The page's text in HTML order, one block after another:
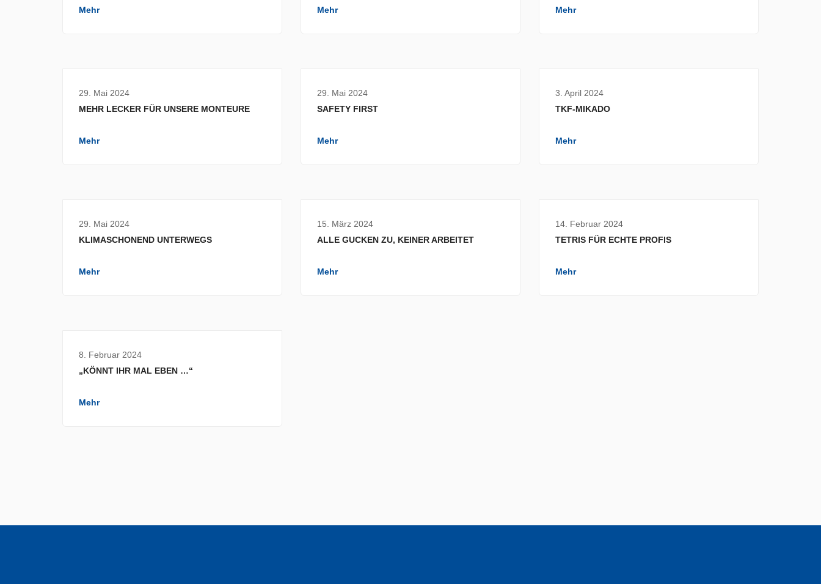
Mehr Mehr Mehr
29. Mai 2024
MEHR LECKER FÜR UNSERE MONTEURE
Mehr
29. Mai 2024
SAFETY FIRST
Mehr
3. April 2024
TKF-MIKADO
Mehr
29. Mai 2024
KLIMASCHONEND UNTERWEGS
Mehr
15. März 2024
ALLE GUCKEN ZU, KEINER ARBEITET
Mehr
14. Februar 2024
TETRIS FÜR ECHTE PROFIS
Mehr
8. Februar 2024
„KÖNNT IHR MAL EBEN …“
Mehr